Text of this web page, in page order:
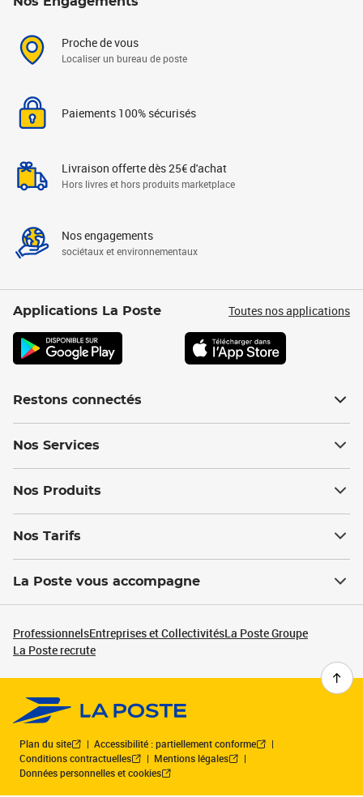
Proche de vous
Localiser un bureau de poste
Paiements 100% sécurisés
Livraison offerte dès 25€ d'achat
Hors livres et hors produits marketplace
Nos engagements
sociétaux et environnementaux
Applications La Poste Toutes nos applications
Restons connectés
Nos Services
Nos Produits
Nos Tarifs
La Poste vous accompagne
ProfessionnelsEntreprises et CollectivitésLa Poste Groupe
La Poste recrute
Plan du site
Accessibilité : partiellement conforme
Conditions contractuelles
Mentions légales
Données personnelles et cookies